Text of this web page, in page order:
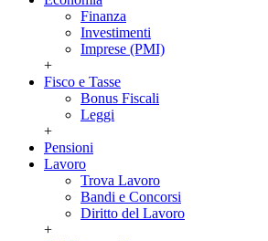
Finanza
Investimenti
Imprese (PMI)
+
Fisco e Tasse
Bonus Fiscali
Leggi
+
Pensioni
Lavoro
Trova Lavoro
Bandi e Concorsi
Diritto del Lavoro
+